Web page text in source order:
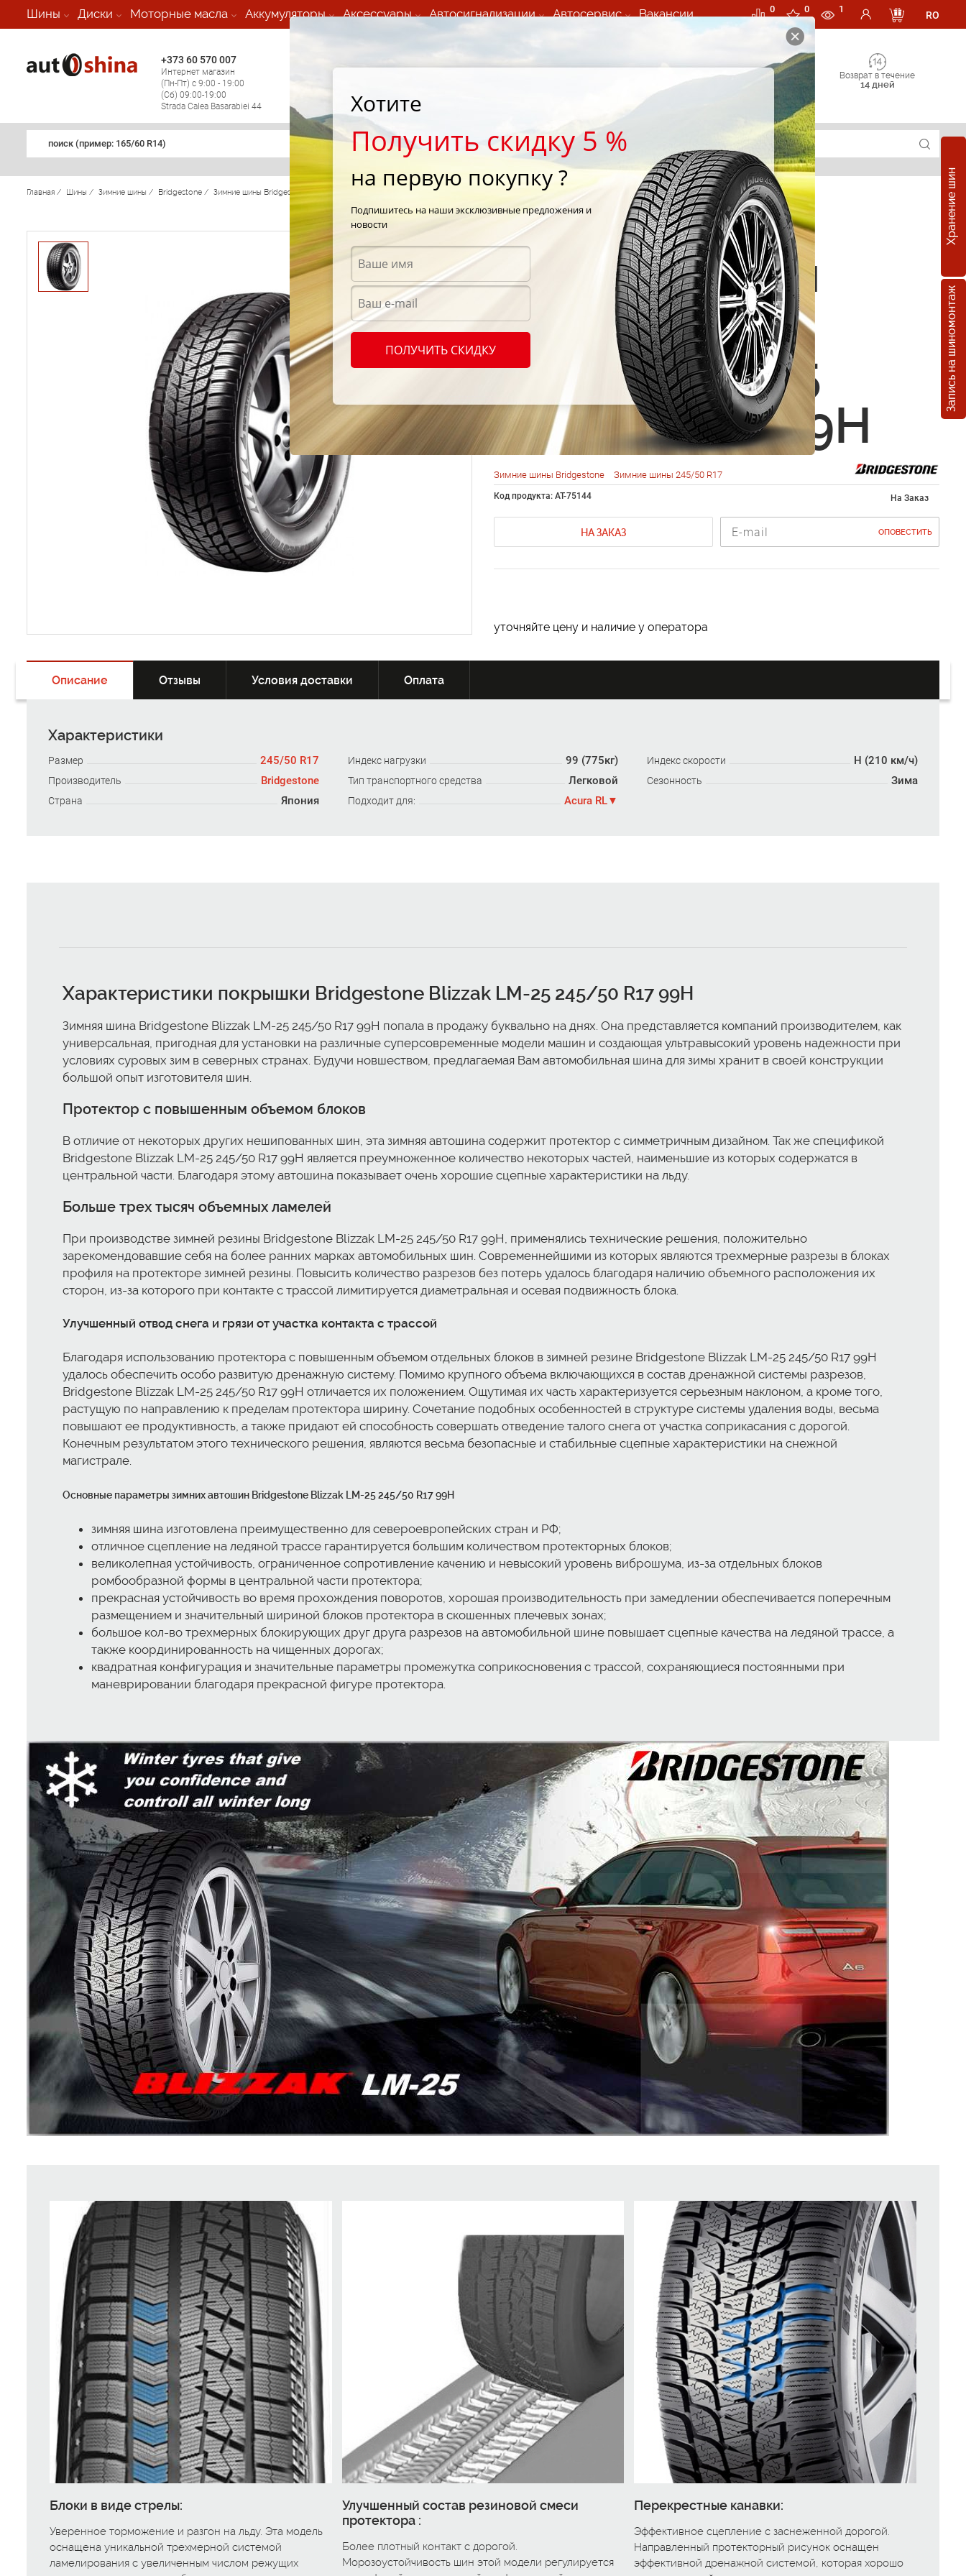
Шины Диски Моторные масла Аккумуляторы Аксессуары Автосигнализации Автосервис Вакансии 0 0 1
RO
+373 60 570 007
Интернет магазин
(Пн-Пт) с 9:00 - 19:00
(Сб) 09:00-19:00
Strada Calea Basarabiei 44
Мобильный шиномонтаж 24/7
Возврат в течение
14 дней
поиск (примеp: 165/60 R14)
Хранение шин
Запись на шиномонтаж
Главная / Шины / Зимние шины / Bridgestone / Зимние шины Bridgestone/ Blizzak LM-25 Bridgestone Blizzak LM-25 245/50 R17 99H
Зимние шины
Bridgestone
Blizzak LM-25
245/50 R17 99H
Зимние шины Bridgestone Зимние шины 245/50 R17
Код продукта: AT-75144 На Заказ
НА ЗАКАЗ ОПОВЕСТИТЬ
уточняйте цену и наличие у оператора
Описание Отзывы Условия доставки Оплата
Характеристики
Размер 245/50 R17 Индекс нагрузки 99 (775кг) Индекс скорости H (210 км/ч)
Производитель Bridgestone Тип транспортного средства Легковой Сезонность Зима
Страна Япония Подходит для: Acura RL
Характеристики покрышки Bridgestone Blizzak LM-25 245/50 R17 99H
Зимняя шина Bridgestone Blizzak LM-25 245/50 R17 99H попала в продажу буквально на днях. Она представляется компаний производителем, как
универсальная, пригодная для установки на различные суперсовременные модели машин и создающая ультравысокий уровень надежности при
условиях суровых зим в северных странах. Будучи новшеством, предлагаемая Вам автомобильная шина для зимы хранит в своей конструкции
большой опыт изготовителя шин.
Протектор с повышенным объемом блоков
В отличие от некоторых других нешипованных шин, эта зимняя автошина содержит протектор с симметричным дизайном. Так же спецификой
Bridgestone Blizzak LM-25 245/50 R17 99H является преумноженное количество некоторых частей, наименьшие из которых содержатся в
центральной части. Благодаря этому автошина показывает очень хорошие сцепные характеристики на льду.
Больше трех тысяч объемных ламелей
При производстве зимней резины Bridgestone Blizzak LM-25 245/50 R17 99H, применялись технические решения, положительно
зарекомендовавшие себя на более ранних марках автомобильных шин. Современнейшими из которых являются трехмерные разрезы в блоках
профиля на протекторе зимней резины. Повысить количество разрезов без потерь удалось благодаря наличию объемного расположения их
сторон, из-за которого при контакте с трассой лимитируется диаметральная и осевая подвижность блока.
Улучшенный отвод снега и грязи от участка контакта с трассой
Благодаря использованию протектора с повышенным объемом отдельных блоков в зимней резине Bridgestone Blizzak LM-25 245/50 R17 99H
удалось обеспечить особо развитую дренажную систему. Помимо крупного объема включающихся в состав дренажной системы разрезов,
Bridgestone Blizzak LM-25 245/50 R17 99H отличается их положением. Ощутимая их часть характеризуется серьезным наклоном, а кроме того,
растущую по направлению к пределам протектора ширину. Сочетание подобных особенностей в структуре системы удаления воды, весьма
повышают ее продуктивность, а также придают ей способность совершать отведение талого снега от участка соприкасания с дорогой.
Конечным результатом этого технического решения, являются весьма безопасные и стабильные сцепные характеристики на снежной
магистрале.
Основные параметры зимних автошин Bridgestone Blizzak LM-25 245/50 R17 99H
зимняя шина изготовлена преимущественно для североевропейских стран и РФ;
отличное сцепление на ледяной трассе гарантируется большим количеством протекторных блоков;
великолепная устойчивость, ограниченное сопротивление качению и невысокий уровень виброшума, из-за отдельных блоков
ромбообразной формы в центральной части протектора;
прекрасная устойчивость во время прохождения поворотов, хорошая производительность при замедлении обеспечивается поперечным
размещением и значительный шириной блоков протектора в скошенных плечевых зонах;
большое кол-во трехмерных блокирующих друг друга разрезов на автомобильной шине повышает сцепные качества на ледяной трассе, а
также координированность на чищенных дорогах;
квадратная конфигурация и значительные параметры промежутка соприкосновения с трассой, сохраняющиеся постоянными при
маневрировании благодаря прекрасной фигуре протектора.
Блоки в виде стрелы:
Уверенное торможение и разгон на льду. Эта модель
оснащена уникальной трехмерной системой
ламелирования с увеличенным числом режущих
Улучшенный состав резиновой смеси
протектора :
Более плотный контакт с дорогой.
Морозоустойчивость шин этой модели регулируется
Перекрестные канавки:
Эффективное сцепление с заснеженной дорогой.
Направленный протекторный рисунок оснащен
эффективной дренажной системой, которая хорошо
Хотите
Получить скидку 5 %
на первую покупку ?
Подпишитесь на наши эксклюзивные предложения и
новости
ПОЛУЧИТЬ СКИДКУ